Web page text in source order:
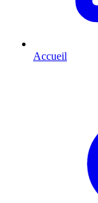
Accueil